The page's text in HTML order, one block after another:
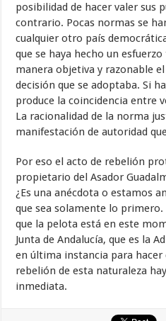
posibilidad de hacer valer sus
contrario. Pocas normas se
cualquier otro país
que se haya hecho un
manera objetiva y razonable
decisión que se adoptaba. Si
produce la coincidencia entre
La racionalidad de la norma
manifestación de autoridad
Por eso el acto de rebelión
propietario del Asador
¿Es una anécdota o estamos
que sea solamente lo
que la pelota está en este
Junta de Andalucía, que es la
en última instancia para hacer
rebelión de esta naturaleza
inmediata.